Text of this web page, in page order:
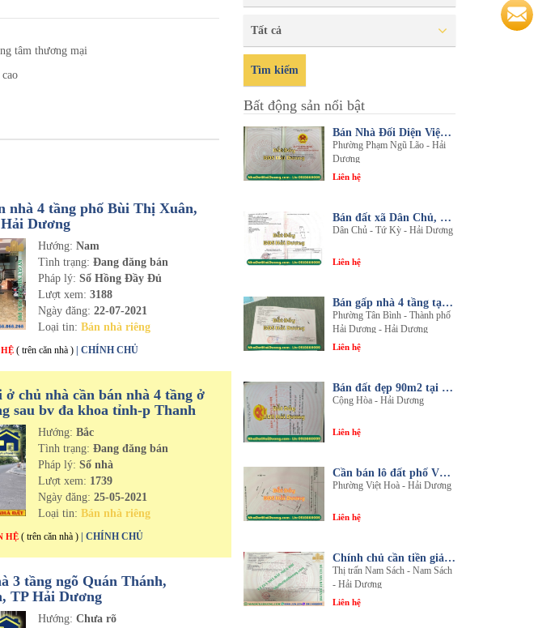
tâm thương mại
nhà 4 tầng phố Bùi Thị Xuân,
Dương
Hướng:Nam
Tình trạng:Đang đăng bán
Pháp lý: Sổ Hồng Đầy Đủ
Lượt xem:3188
Ngày đăng:22-07-2021
Loại tin:Bán nhà riêng
( trên căn nhà ) | CHÍNH CHỦ
ở chủ nhà cần bán nhà 4 tầng ở
sau bv đa khoa tỉnh-p Thanh
Hướng:Bắc
Tình trạng:Đang đăng bán
Pháp lý: Sổ nhà
Lượt xem: 1739
Ngày đăng:25-05-2021
Loại tin:Bán nhà riêng
HỆ ( trên căn nhà ) | CHÍNH CHỦ
3 tầng ngõ Quán Thánh,
TP Hải Dương
Hướng:Chưa rõ
Tất cả
Tìm kiếm
Bất động sản nổi bật
Bán Nhà Đối Diện Viện Đa Khoa Hải Dương - Nội Thất Sang Trọng, Tiện Nghi
Phường Phạm Ngũ Lão - Hải
Dương
Liên hệ
Bán đất xã Dân Chủ, Tứ Kỳ, Hải Dương - Diện tích 214m2 - Mặt tiền 8.5m - nhadathaiduong.com
Dân Chủ - Tứ Kỳ - Hải Dương
Liên hệ
Bán gấp nhà 4 tầng tại khu đô thị An Phú 2 - Nội thất gỗ lim sang trọng
Phường Tân Bình - Thành phố
Hải Dương - Hải Dương
Liên hệ
Bán đất đẹp 90m2 tại thôn An Điền, xã Cộng Hòa, huyện Nam Sách, tỉnh Hải Dương
Cộng Hòa - Hải Dương
Liên hệ
Cần bán lô đất phố Văn, phường Việt Hòa, thành phố Hải Dương
Phường Việt Hoà - Hải Dương
Liên hệ
Chính chủ cần tiền giải quyết công việc bán gấp 1 trong 3 lô đất sổ đỏ chính chủ
Thị trấn Nam Sách - Nam Sách
- Hải Dương
Liên hệ